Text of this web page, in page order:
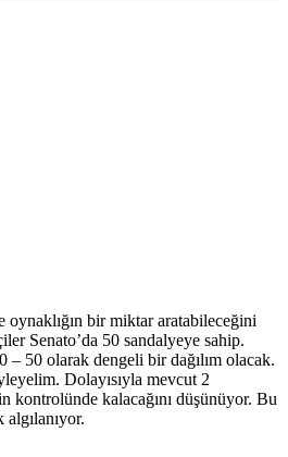
bir miktar aratabileceğini
Senato’da 50 sandalyeye sahip.
50 olarak dengeli bir dağılım olacak.
Dolayısıyla mevcut 2
kontrolünde kalacağını düşünüyor. Bu